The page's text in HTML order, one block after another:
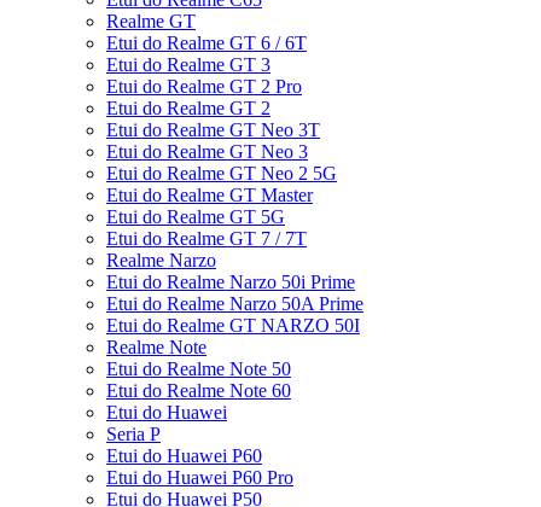
Realme GT
Etui do Realme GT 6 / 6T
Etui do Realme GT 3
Etui do Realme GT 2 Pro
Etui do Realme GT 2
Etui do Realme GT Neo 3T
Etui do Realme GT Neo 3
Etui do Realme GT Neo 2 5G
Etui do Realme GT Master
Etui do Realme GT 5G
Etui do Realme GT 7 / 7T
Realme Narzo
Etui do Realme Narzo 50i Prime
Etui do Realme Narzo 50A Prime
Etui do Realme GT NARZO 50I
Realme Note
Etui do Realme Note 50
Etui do Realme Note 60
Etui do Huawei
Seria P
Etui do Huawei P60
Etui do Huawei P60 Pro
Etui do Huawei P50